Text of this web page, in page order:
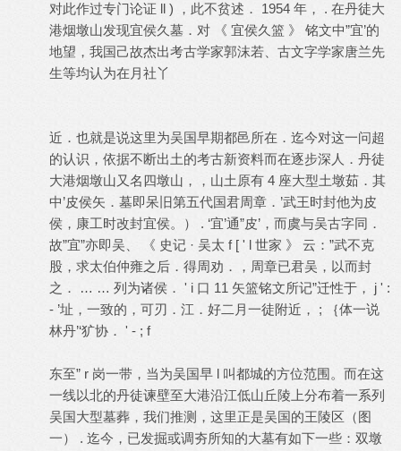
对此作过专门论证 ll ) ，此不贫述． 1954 年， . 在丹徒大
港烟墩山发现宜侯久墓．对 《 宜侯久篮 》 铭文中”宜’的
地望，我国己故杰出考古学家郭沫若、古文字学家唐兰先
生等均认为在月社丫
近．也就是说这里为吴国早期都邑所在．迄今对这一问超
的认识，依据不断出土的考古新资料而在逐步深人．丹徒
大港烟墩山又名四墩山，，山土原有 4 座大型土墩茹．其
中’皮侯矢．墓即呆旧第五代国君周章．’武王时封他为皮
侯，康工时改封宜侯。） . ‘宜’通”皮’，而虞与吴古字同．
故”宜”亦即吴、 《 史记 · 吴太 f [ ' l 世家 》 云：”武不克
股，求太伯仲雍之后．得周劝．，周章已君吴，以而封
之． … … 列为诸侯． ' i 口 11 矢篮铭文所记”迁性于， j ' :
- ’址，一致的，可刃．江．好二月一徒附近， ; ｛体一说
林丹’‘犷协． ' - ; f
东至” r 岗一带，当为吴国早 l 叫都城的方位范围。而在这
一线以北的丹徒谏壁至大港沿江低山丘陵上分布着一系列
吴国大型墓葬，我们推测，这里正是吴国的王陵区（图
一） . 迄今，已发掘或调夯所知的大墓有如下一些：双墩